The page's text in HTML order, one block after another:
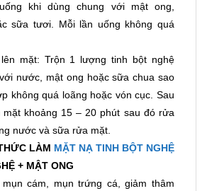
khi dùng chung với mật ong,
sữa tươi. Mỗi lần uống không quá
mặt: Trộn 1 lượng tinh bột nghệ
nước, mật ong hoặc sữa chua sao
không quá loãng hoặc vón cục. Sau
mặt khoảng 15 – 20 phút sau đó rửa
nước và sữa rửa mặt.
LÀM MẶT NẠ TINH BỘT NGHỆ
+ MẬT ONG
mụn cám, mụn trứng cá, giảm thâm